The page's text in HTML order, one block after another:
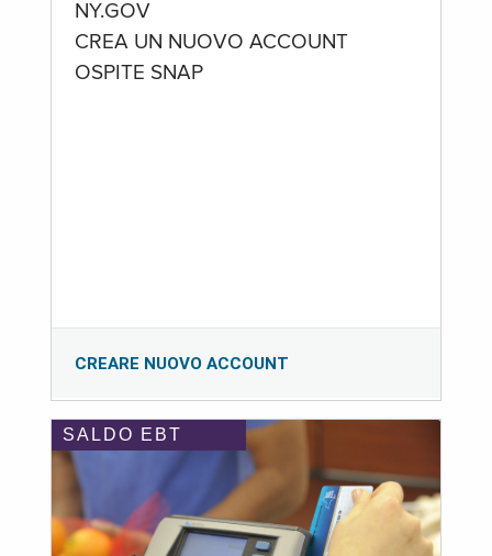
NY.GOV
CREA UN NUOVO ACCOUNT
OSPITE SNAP
CREARE NUOVO ACCOUNT
SALDO EBT